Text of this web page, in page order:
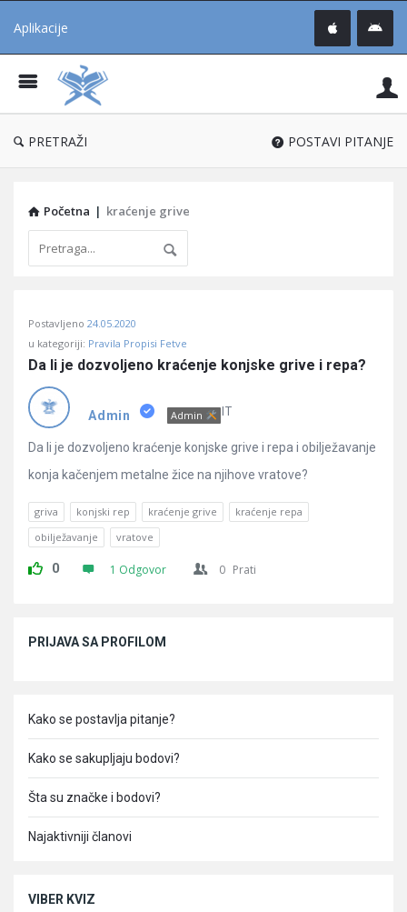
Aplikacije
®
PRETRAŽI POSTAVI PITANJE
Početna | kraćenje grive
Učene
Latest
Pitanja
Postavljeno 24.05.2020
u kategoriji: Pravila Propisi Fetve
Da li je dozvoljeno kraćenje konjske grive i repa?
Admin Admin IT
Da li je dozvoljeno kraćenje konjske grive i repa i obilježavanje
konja kačenjem metalne žice na njihove vratove?
griva konjski rep kraćenje grive
kraćenje repa
obilježavanje
vratove
0 1 Odgovor 0 Prati
PRIJAVA SA PROFILOM
Kako se postavlja pitanje?
Kako se sakupljaju bodovi?
Šta su značke i bodovi?
Najaktivniji članovi
VIBER KVIZ